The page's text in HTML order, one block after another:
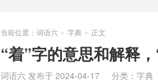
当前位置： 词语六 > 字典 > 正文
“着”字的意思和解释
词语六 发布于 2024-04-17 分类： 字典